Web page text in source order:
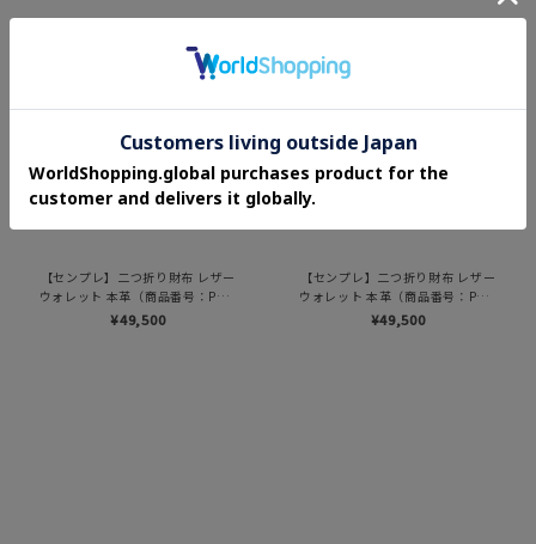
【センプレ】二つ折り財布 レザー
ウォレット 本革（商品番号：P25-
50307）
¥49,500
【センプレ】二つ折り財布 レザー
ウォレット 本革（商品番号：P25-
50307）
¥49,500